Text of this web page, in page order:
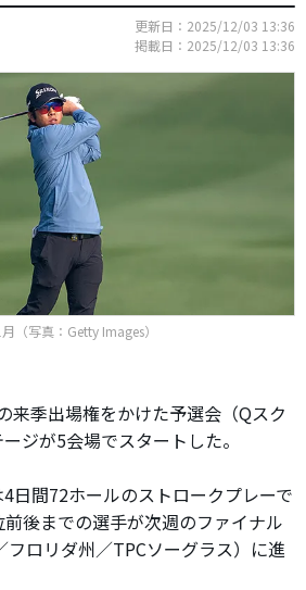
更新日：2025/12/03 13:36
掲載日：2025/12/03 13:36
（写真：Getty Images）
来季出場権をかけた予選会（Qスク
ジが5会場でスタートした。
日間72ホールのストロークプレーで
後までの選手が次週のファイナル
フロリダ州／TPCソーグラス）に進